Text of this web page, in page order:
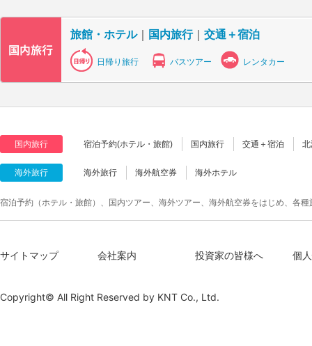
旅館・ホテル｜ 国内旅行｜ 交通＋宿泊
日帰り旅行 バスツアー レンタカー
国内旅行 宿泊予約(ホテル・旅館) 国内旅行 交通＋宿泊
海外旅行 海外旅行 海外航空券 海外ホテル
宿泊予約（ホテル・旅館）、国内ツアー、海外ツアー、海外航空券をはじめ、各
サイトマップ 会社案内 投資家の皆様へ 個
Copyright© All Right Reserved by KNT Co., Ltd.